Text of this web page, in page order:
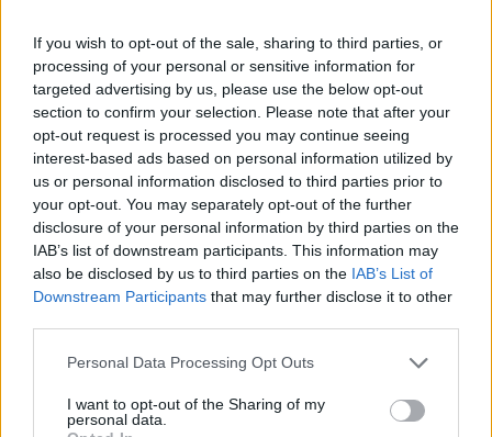
If you wish to opt-out of the sale, sharing to third parties, or
processing of your personal or sensitive information for
targeted advertising by us, please use the below opt-out
section to confirm your selection. Please note that after your
opt-out request is processed you may continue seeing
interest-based ads based on personal information utilized by
us or personal information disclosed to third parties prior to
your opt-out. You may separately opt-out of the further
disclosure of your personal information by third parties on the
IAB’s list of downstream participants. This information may
also be disclosed by us to third parties on the IAB’s List of
Downstream Participants that may further disclose it to other
Please note that this website/app uses one or more Google
not limited to your visit or usage behaviour. You may click to
grant or deny consent to Google and its third-party tags to
Personal Data Processing Opt Outs
I want to opt-out of the Sharing of my
personal data.
során felmerült ráfordításokat, például műszaki
ellenőrzés, projektmenedzsment.
Nem árt megjegyezni, hogy – mint ez a PADME
ÁSZ-jelentéséből kiderül – a Wepmark közvetlen
tulajdonosai az Arcadia I. és az Arcadia II.
Ingatlanfejlesztő Befektetési Alapok voltak – de
végső soron az Optimához tartoztak, mint ez
visszakövethető ebből az ábrából (amely a
részét mutatja):